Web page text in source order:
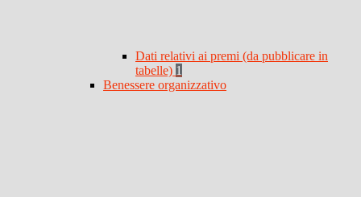
Dati relativi ai premi (da pubblicare in
tabelle) 1
Benessere organizzativo